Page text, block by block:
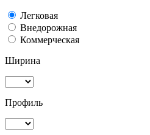
Легковая
Внедорожная
Коммерческая
Ширина
Профиль